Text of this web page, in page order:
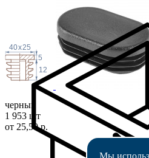
5
12
25
x
40
черный
1 953 шт
от 25,50 р.
Мы